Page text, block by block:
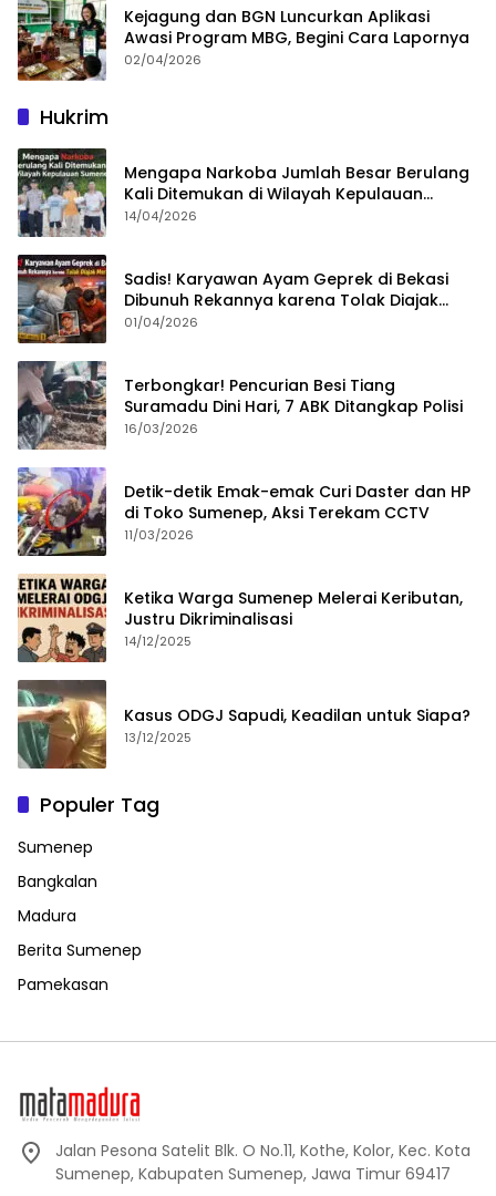
Kejagung dan BGN Luncurkan Aplikasi
Awasi Program MBG, Begini Cara Lapornya
02/04/2026
Hukrim
Mengapa Narkoba Jumlah Besar Berulang
Kali Ditemukan di Wilayah Kepulauan
Sumenep?
14/04/2026
Sadis! Karyawan Ayam Geprek di Bekasi
Dibunuh Rekannya karena Tolak Diajak
Merampok Majikan
01/04/2026
Terbongkar! Pencurian Besi Tiang
Suramadu Dini Hari, 7 ABK Ditangkap Polisi
16/03/2026
Detik-detik Emak-emak Curi Daster dan HP
di Toko Sumenep, Aksi Terekam CCTV
11/03/2026
Ketika Warga Sumenep Melerai Keributan,
Justru Dikriminalisasi
14/12/2025
Kasus ODGJ Sapudi, Keadilan untuk Siapa?
13/12/2025
Populer Tag
Sumenep
Bangkalan
Madura
Berita Sumenep
Pamekasan
Jalan Pesona Satelit Blk. O No.11, Kothe, Kolor, Kec. Kota
Sumenep, Kabupaten Sumenep, Jawa Timur 69417